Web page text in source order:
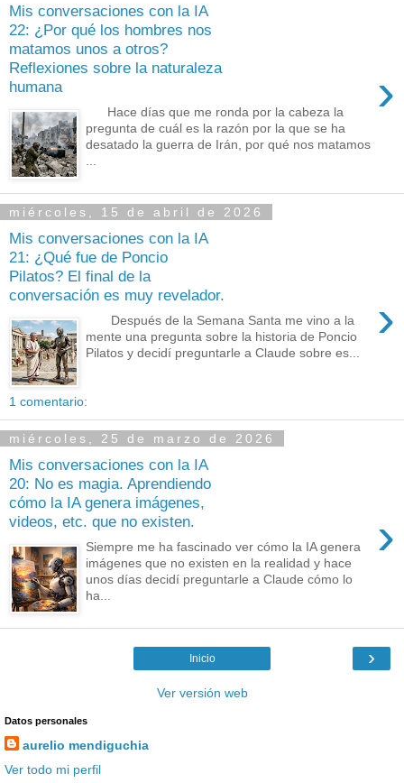
Mis conversaciones con la IA
22: ¿Por qué los hombres nos
matamos unos a otros?
Reflexiones sobre la naturaleza
humana
›
Hace días que me ronda por la cabeza la
pregunta de cuál es la razón por la que se ha
desatado la guerra de Irán, por qué nos matamos
...
miércoles, 15 de abril de 2026
Mis conversaciones con la IA
21: ¿Qué fue de Poncio
Pilatos? El final de la
conversación es muy revelador.
›
Después de la Semana Santa me vino a la
mente una pregunta sobre la historia de Poncio
Pilatos y decidí preguntarle a Claude sobre es...
1 comentario:
miércoles, 25 de marzo de 2026
Mis conversaciones con la IA
20: No es magia. Aprendiendo
cómo la IA genera imágenes,
videos, etc. que no existen.
›
Siempre me ha fascinado ver cómo la IA genera
imágenes que no existen en la realidad y hace
unos días decidí preguntarle a Claude cómo lo
ha...
›
Inicio
Ver versión web
Datos personales
aurelio mendiguchia
Ver todo mi perfil